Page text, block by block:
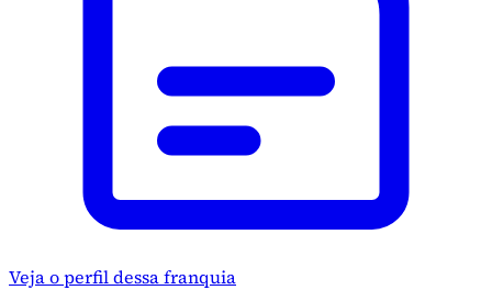
Veja o perfil dessa franquia